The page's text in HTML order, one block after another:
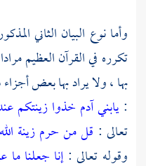
وأما نوع البيان الثاني
تكرره في القرآن العظيم
بها ، ولا يراد بها بعض
:يابني آدم خذوا زينتكم
تعالى : قل من حرم زينة
وقوله تعالى :إنا جعلنا ما